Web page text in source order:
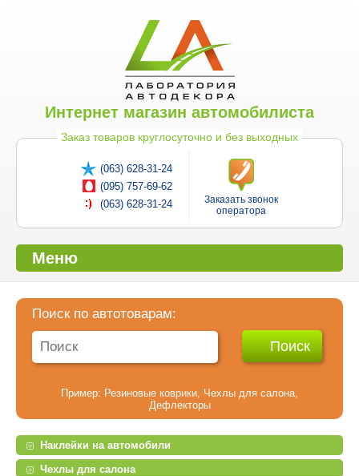
Интернет магазин автомобилиста
Заказ товаров круглосуточно и без выходных
(063) 628-31-24
(095) 757-69-62
(063) 628-31-24
Заказать звонок
оператора
Меню
Поиск по автотоварам:
Пример: Резиновые коврики Чехлы для салона
Дефлекторы
Наклейки на автомобили
Чехлы для салона